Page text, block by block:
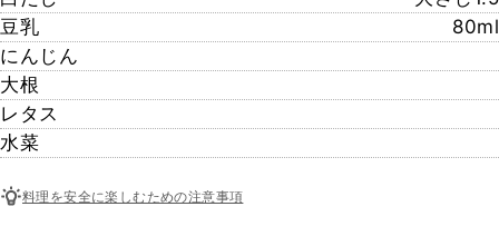
豆乳
80ml
にんじん
大根
レタス
水菜
料理を安全に楽しむための注意事項